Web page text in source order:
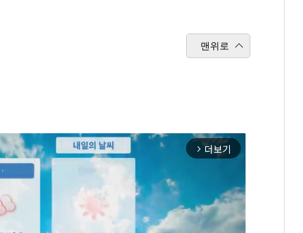
맨위로
arrow_forward_ios 더보기